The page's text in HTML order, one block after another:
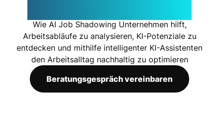
Wie AI Job Shadowing Unternehmen hilft,
Arbeitsabläufe zu analysieren, KI-Potenziale zu
entdecken und mithilfe intelligenter KI-Assistenten
den Arbeitsalltag nachhaltig zu optimieren
Beratungsgespräch vereinbaren